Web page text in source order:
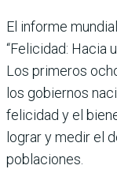
El informe
“Felicidad: Hacia
Los primeros
los gobiernos
felicidad y el
lograr y medir el
poblaciones.